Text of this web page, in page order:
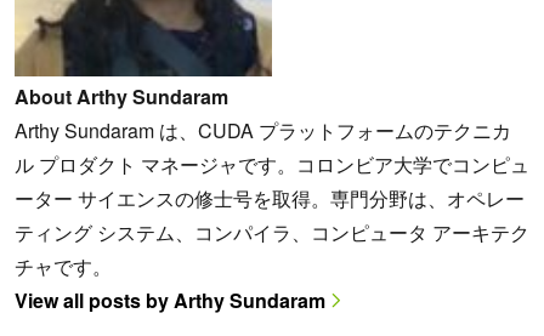
About Arthy Sundaram
Arthy Sundaram は、CUDA プラットフォームのテクニカ
ル プロダクト マネージャです。コロンビア大学でコンピュ
ーター サイエンスの修士号を取得。専門分野は、オペレー
ティング システム、コンパイラ、コンピュータ アーキテク
チャです。
View all posts by Arthy Sundaram